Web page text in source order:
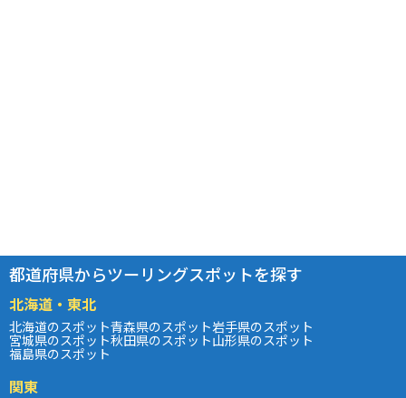
都道府県からツーリングスポットを探す
北海道・東北
北海道のスポット青森県のスポット岩手県のスポット
宮城県のスポット秋田県のスポット山形県のスポット
福島県のスポット
関東